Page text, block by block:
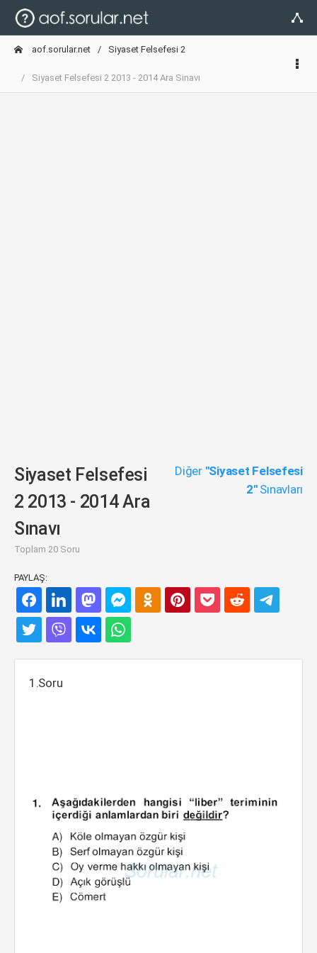
aof.sorular.net Siyaset Felsefesi 2
Siyaset Felsefesi 2 2013 - 2014 Ara Sınavı
Siyaset Felsefesi
2 2013 - 2014 Ara
Sınavı
Toplam 20 Soru
Diğer "Siyaset Felsefesi
2"Sınavları
PAYLAŞ:
1.Soru